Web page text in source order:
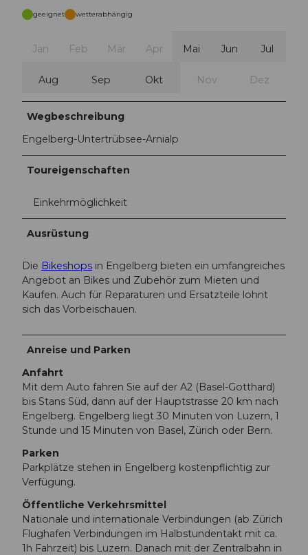
geeignet wetterabhängig
Jan Feb Mär Apr Mai Jun Jul
Aug Sep Okt Nov Dez
Wegbeschreibung
Engelberg-Untertrübsee-Arnialp
Toureigenschaften
Einkehrmöglichkeit
Ausrüstung
Die Bikeshops in Engelberg bieten ein umfangreiches
Angebot an Bikes und Zubehör zum Mieten und
Kaufen. Auch für Reparaturen und Ersatzteile lohnt
sich das Vorbeischauen.
Anreise und Parken
Anfahrt
Mit dem Auto fahren Sie auf der A2 (Basel-Gotthard)
bis Stans Süd, dann auf der Hauptstrasse 20 km nach
Engelberg. Engelberg liegt 30 Minuten von Luzern, 1
Stunde und 15 Minuten von Basel, Zürich oder Bern.
Parken
Parkplätze stehen in Engelberg kostenpflichtig zur
Verfügung.
Öffentliche Verkehrsmittel
Nationale und internationale Verbindungen (ab Zürich
Flughafen Verbindungen im Halbstundentakt mit ca.
1h Fahrzeit) bis Luzern. Danach mit der Zentralbahn in